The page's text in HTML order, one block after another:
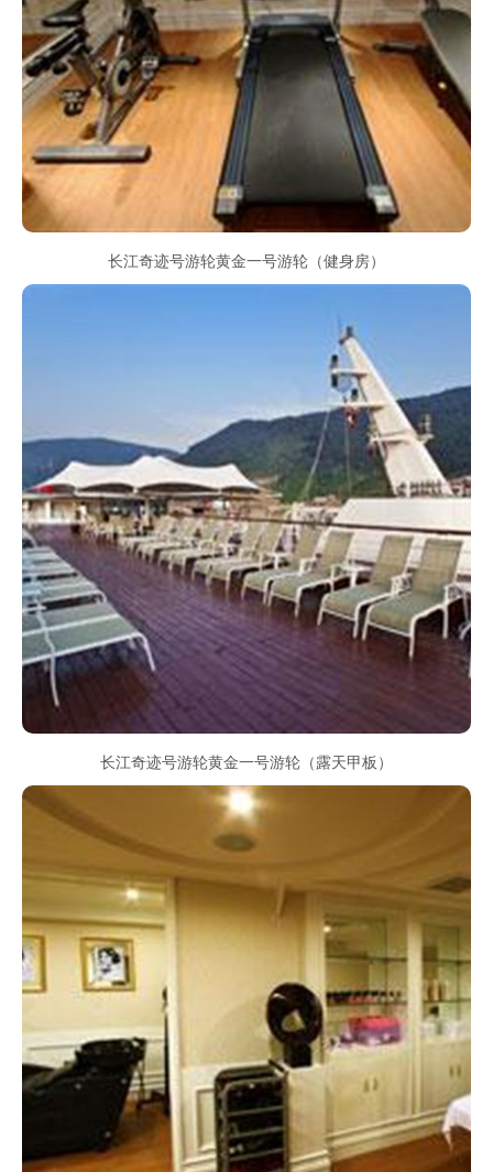
长江奇迹号游轮黄金一号游轮（健身房）
长江奇迹号游轮黄金一号游轮（露天甲板）